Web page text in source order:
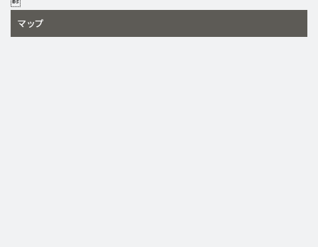
マップ